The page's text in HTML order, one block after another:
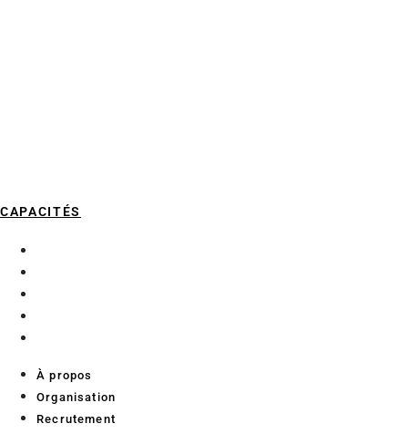
CAPACITÉS
À propos
Organisation
Recrutement